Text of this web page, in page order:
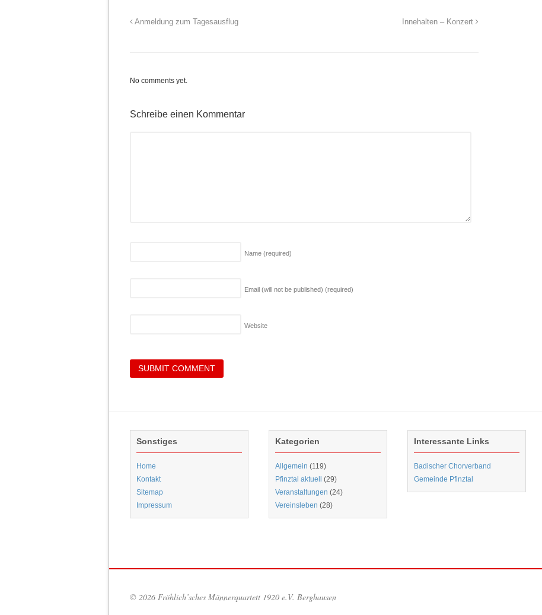
Anmeldung zum Tagesausflug Innehalten – Konzert
No comments yet.
Schreibe einen Kommentar
Name (required)
Email (will not be published) (required)
Website
Sonstiges
Home
Kontakt
Sitemap
Impressum
Kategorien
Allgemein (119)
Pfinztal aktuell
(29)
Veranstaltungen (24)
Vereinsleben (28)
Interessante Links
Badischer Chorverband
Gemeinde Pfinztal
© 2026 Fröhlich’sches Männerquartett 1920 e.V. Berghausen